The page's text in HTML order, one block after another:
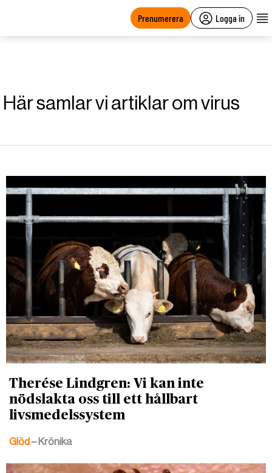
Prenumerera Logga in
Här samlar vi artiklar om virus
Therése Lindgren: Vi kan inte
nödslakta oss till ett hållbart
livsmedelssystem
Glöd– Krönika